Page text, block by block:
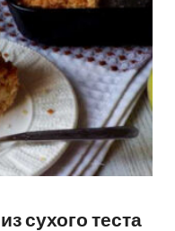
сухого теста